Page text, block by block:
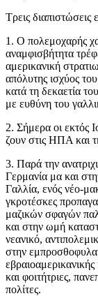
Τρεις διαπιστώσεις
1. O πολεμοχαρής
αναμφισβήτητα
αμερικανική
απόλυτης ισχύος
κατά τη δεκαετία
με ευθύνη του
2. Σήμερα οι εκτός
ζουν στις ΗΠΑ και
3. Παρά την
Γερμανία μα και
Γαλλία, ενός νέο-
γκροτέσκες
μαζικών σφαγών
και στην ωμή
νεανικό,
στην
εβραιοαμερικανικής
και φοιτήτριες,
πολίτες.